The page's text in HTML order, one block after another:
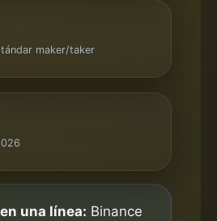
maker/taker
una línea: Binance